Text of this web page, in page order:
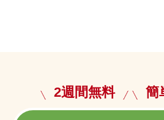
2週間無料 簡